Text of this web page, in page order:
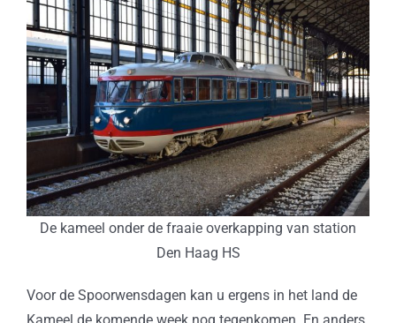
De kameel onder de fraaie overkapping van station
Den Haag HS
Voor de Spoorwensdagen kan u ergens in het land de